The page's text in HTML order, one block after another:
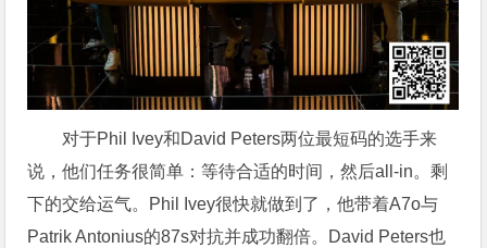
对于Phil Ivey和David Peters两位最短码的选手来
说，他们任务很简单：等待合适的时间，然后all-in。剩
下的交给运气。Phil Ivey很快就做到了，他带着A7o与
Patrik Antonius的87s对抗并成功翻倍。David Peters也